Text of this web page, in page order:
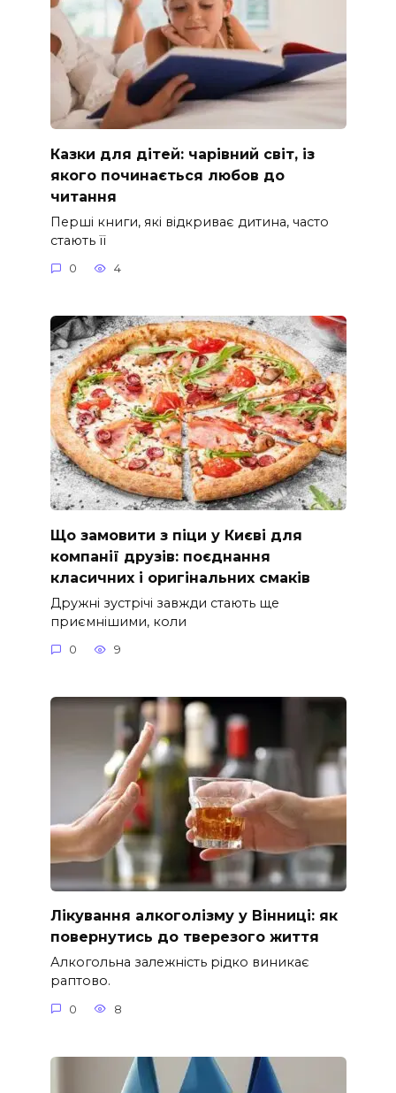
Казки для дітей: чарівний світ, із
якого починається любов до
читання
Перші книги, які відкриває дитина, часто
стають її
0 4
Що замовити з піци у Києві для
компанії друзів: поєднання
класичних і оригінальних смаків
Дружні зустрічі завжди стають ще
приємнішими, коли
0 9
Лікування алкоголізму у Вінниці: як
повернутись до тверезого життя
Алкогольна залежність рідко виникає
раптово.
0 8